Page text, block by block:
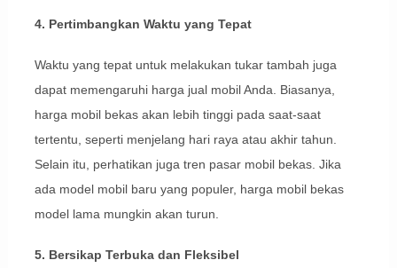
4. Pertimbangkan Waktu yang Tepat
Waktu yang tepat untuk melakukan tukar tambah juga
dapat memengaruhi harga jual mobil Anda. Biasanya,
harga mobil bekas akan lebih tinggi pada saat-saat
tertentu, seperti menjelang hari raya atau akhir tahun.
Selain itu, perhatikan juga tren pasar mobil bekas. Jika
ada model mobil baru yang populer, harga mobil bekas
model lama mungkin akan turun.
5. Bersikap Terbuka dan Fleksibel